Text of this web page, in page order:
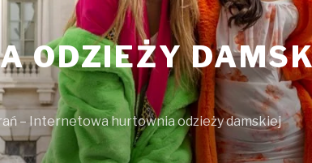
ODZIEŻY
– Internetowa hurtownia odzieży damskiej